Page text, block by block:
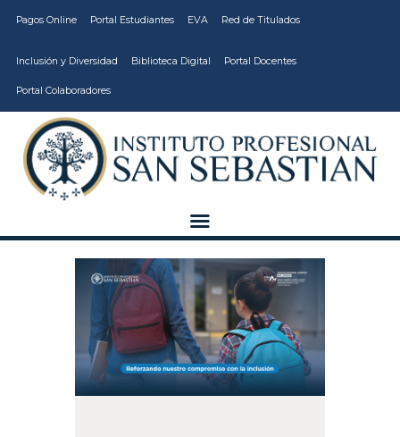
Pagos Online Portal Estudiantes EVA Red de Titulados
Inclusión y Diversidad Biblioteca Digital Portal Docentes
Portal Colaboradores
CARRERAS
VIDA ESTUDIANTIL
INSTITUCIÓN
VCM
EDUCACIÓN
CONTINUA